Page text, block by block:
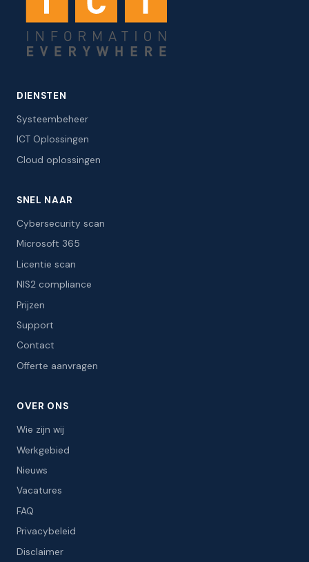
DIENSTEN
Systeembeheer
ICT Oplossingen
Cloud oplossingen
SNEL NAAR
Cybersecurity scan
Microsoft 365
Licentie scan
NIS2 compliance
Prijzen
Support
Contact
Offerte aanvragen
OVER ONS
Wie zijn wij
Werkgebied
Nieuws
Vacatures
FAQ
Privacybeleid
Disclaimer